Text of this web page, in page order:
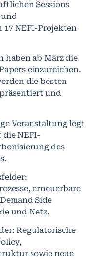
Sessions
17 NEFI-Projekten
haben ab März die
einzureichen.
die besten
und
Veranstaltung legt
NEFI-
des
erneuerbare
Side
und Netz.
Regulatorische
sowie neue